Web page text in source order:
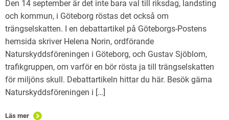
Den 14 september är det inte bara val till riksdag, landsting
och kommun, i Göteborg röstas det också om
trängselskatten. I en debattartikel på Göteborgs-Postens
hemsida skriver Helena Norin, ordförande
Naturskyddsföreningen i Göteborg, och Gustav Sjöblom,
trafikgruppen, om varför en bör rösta ja till trängselskatten
för miljöns skull. Debattartikeln hittar du här. Besök gärna
Naturskyddsföreningen i […]
Läs mer